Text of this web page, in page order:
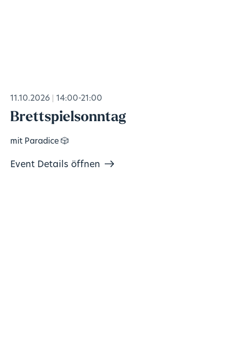
11.10.2026 14:00-21:00
Brettspielsonntag
mit Paradice 🎲
Event Details öffnen